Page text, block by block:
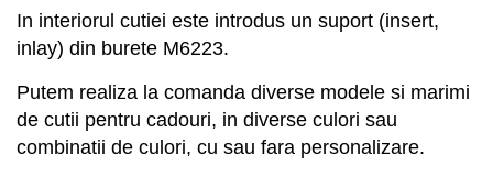
In interiorul cutiei este introdus un suport (insert,
inlay) din burete M6223.
Putem realiza la comanda diverse modele si marimi
de cutii pentru cadouri, in diverse culori sau
combinatii de culori, cu sau fara personalizare.